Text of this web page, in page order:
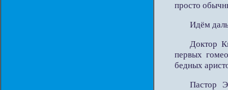
просто
Идём
Доктор
первых
бедных
Пастор